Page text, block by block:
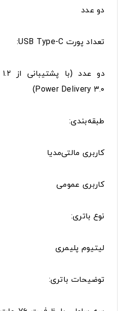
دو عدد
تعداد پورت USB Type-C:
Power Delivery ۳.۰)
طبقه‌بندی:
کاربری مالتی‌مدیا
کاربری عمومی
نوع باتری:
لیتیوم پلیمری
توضیحات باتری: